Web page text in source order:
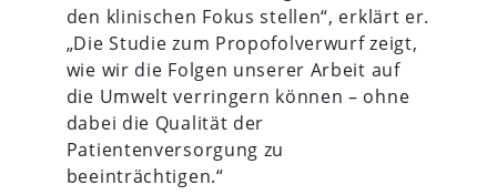
den klinischen Fokus stellen“, erklärt er.
„Die Studie zum Propofolverwurf zeigt,
wie wir die Folgen unserer Arbeit auf
die Umwelt verringern können – ohne
dabei die Qualität der
Patientenversorgung zu
beeinträchtigen.“